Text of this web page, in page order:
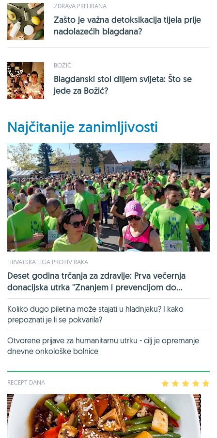
ZDRAVA PREHRANA
Zašto je važna detoksikacija tijela prije
nadolazećih blagdana?
BOŽIĆ
Blagdanski stol diljem svijeta: Što se
jede za Božić?
Najčitanije zanimljivosti
HRVATSKA LIGA PROTIV RAKA
Deset godina trčanja za zdravlje: Prva večernja
donacijska utrka "Znanjem i prevencijom do...
Koliko dugo piletina može stajati u hladnjaku? I kako
prepoznati je li se pokvarila?
Otvorene prijave za humanitarnu utrku - cilj je opremanje
dnevne onkološke bolnice
RECEPT DANA 2 3 4